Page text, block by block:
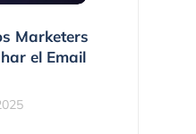
Marketers
el Email